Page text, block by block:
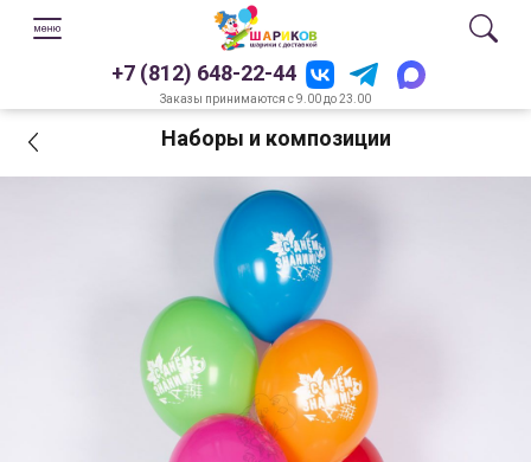
+7 (812) 648-22-44
Заказы принимаются с 9.00 до 23.00
Наборы и композиции